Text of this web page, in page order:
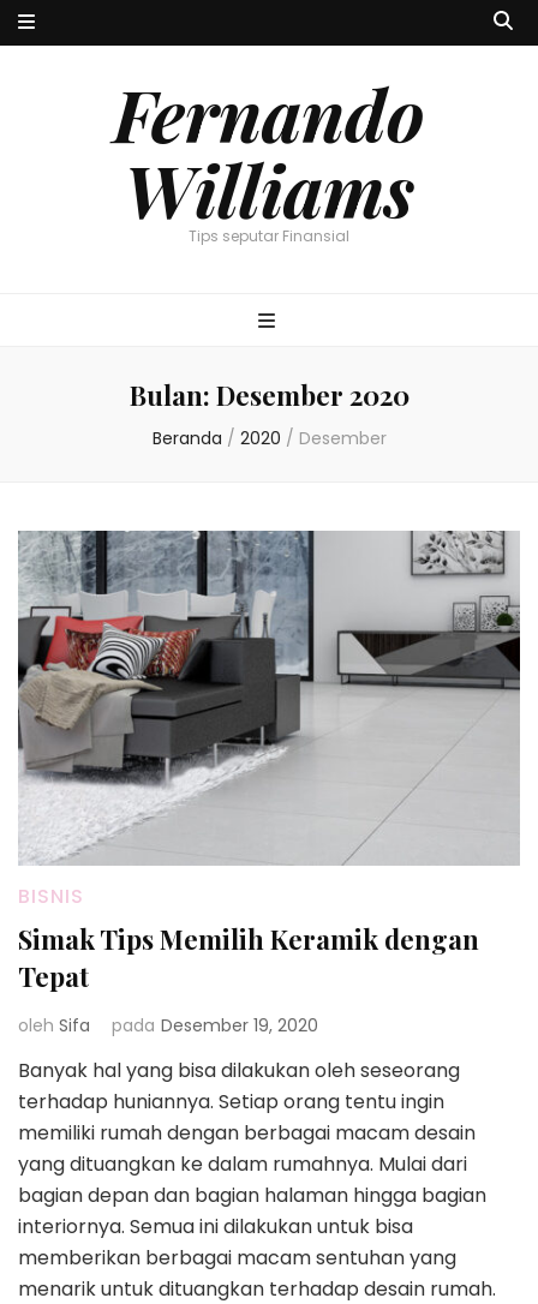
Fernando
Williams
Tips seputar Finansial
Bulan: Desember 2020
Beranda / 2020 / Desember
BISNIS
Simak Tips Memilih Keramik dengan
Tepat
oleh Sifa pada Desember 19, 2020
Banyak hal yang bisa dilakukan oleh seseorang
terhadap huniannya. Setiap orang tentu ingin
memiliki rumah dengan berbagai macam desain
yang dituangkan ke dalam rumahnya. Mulai dari
bagian depan dan bagian halaman hingga bagian
interiornya. Semua ini dilakukan untuk bisa
memberikan berbagai macam sentuhan yang
menarik untuk dituangkan terhadap desain rumah.